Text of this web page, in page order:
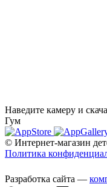
Наведите камеру и
Гум
© Интернет-магазин
Политика
Разработка сайта —